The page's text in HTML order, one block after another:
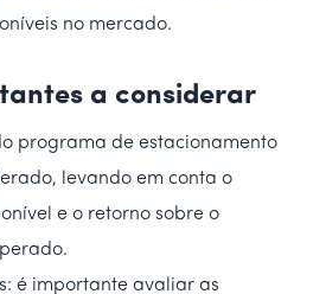
no mercado.
a considerar
programa de estacionamento
levando em conta o
e o retorno sobre o
é importante avaliar as